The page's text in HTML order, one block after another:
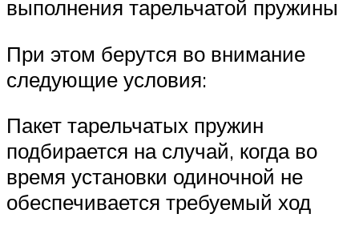
выполнения тарельчатой пружины
При этом берутся во внимание
следующие условия:
Пакет тарельчатых пружин
подбирается на случай, когда во
время установки одиночной не
обеспечивается требуемый ход